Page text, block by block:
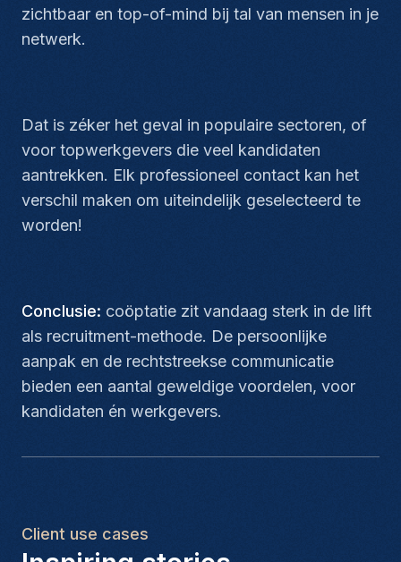
zichtbaar en top-of-mind bij tal van mensen in je
netwerk.
Dat is zéker het geval in populaire sectoren, of
voor topwerkgevers die veel kandidaten
aantrekken. Elk professioneel contact kan het
verschil maken om uiteindelijk geselecteerd te
worden!
Conclusie: coöptatie zit vandaag sterk in de lift
als recruitment-methode. De persoonlijke
aanpak en de rechtstreekse communicatie
bieden een aantal geweldige voordelen, voor
kandidaten én werkgevers.
Client use cases